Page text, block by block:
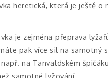
heretická, která je ještě o
je zejména přeprava
pak více sil na samotný
na Tanvaldském
samotné lyžování.